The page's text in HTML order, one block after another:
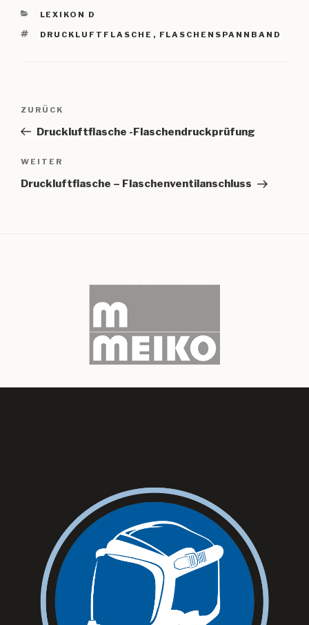
KATEGORIEN
LEXIKON D
SCHLAGWÖRTER
DRUCKLUFTFLASCHE , FLASCHENSPANNBAND
Beitragsnavigation
Vorheriger
Beitrag
ZURÜCK
Druckluftflasche -Flaschendruckprüfung
Nächster
Beitrag
WEITER
Druckluftflasche – Flaschenventilanschluss